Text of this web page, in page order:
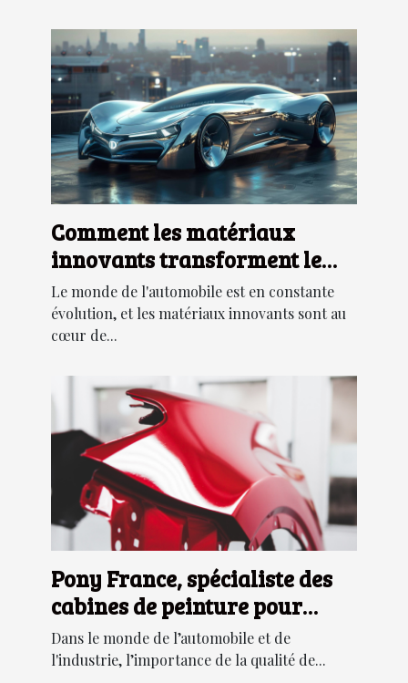
Comment les matériaux
innovants transforment le
design des voitures modernes
Le monde de l'automobile est en constante
évolution, et les matériaux innovants sont au
cœur de...
Pony France, spécialiste des
cabines de peinture pour
l’automobile et l’industrie
Dans le monde de l’automobile et de
l'industrie, l’importance de la qualité de...